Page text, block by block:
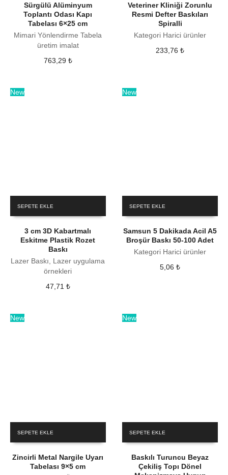
Sürgülü Alüminyum
Toplantı Odası Kapı
Tabelası 6×25 cm
Mimari Yönlendirme Tabela
üretim imalat
763,29 ₺
Veteriner Kliniği Zorunlu
Resmi Defter Baskıları
Spiralli
Kategori Harici ürünler
233,76₺
New
SEPETE EKLE
3 cm 3D Kabartmalı
Eskitme Plastik Rozet
Baskı
Lazer Baskı, Lazer uygulama
örnekleri
47,71 ₺
New
SEPETE EKLE
Samsun 5 Dakikada Acil A5
Broşür Baskı 50-100 Adet
Kategori Harici ürünler
5,06₺
New
SEPETE EKLE
Zincirli Metal Nargile Uyarı
Tabelası 9×5 cm
New
SEPETE EKLE
Baskılı Turuncu Beyaz
Çekiliş Topı Dönel